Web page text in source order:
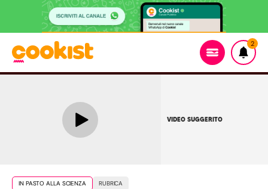
2
VIDEO SUGGERITO
IN PASTO ALLA SCIENZA RUBRICA